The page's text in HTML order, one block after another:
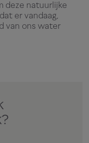
deze natuurlijke
er vandaag,
van ons water